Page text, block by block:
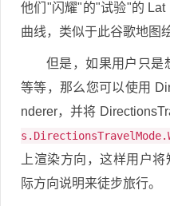
他们"闪耀"的"试验"的 Lat
曲线，类似于此谷歌地图
但是，如果用户只是
等等，那么您可以使用
nderer，并将
上渲染方向，这样用户
际方向说明来徒步旅行。